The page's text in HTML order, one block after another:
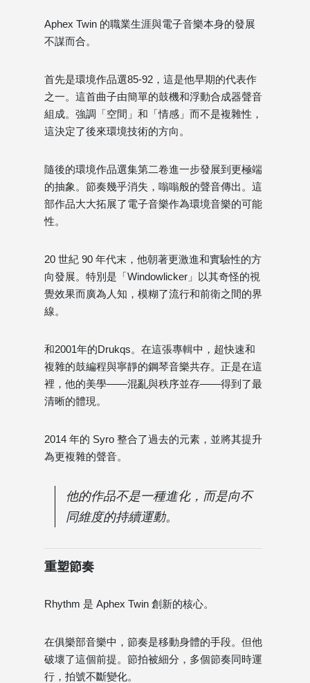
Aphex Twin 的職業生涯與電子音樂本身的發展
不謀而合。
首先是環境作品選85-92，這是他早期的代表作
之一。這首曲子由簡單的鼓機和浮動合成器聲音
組成。強調「空間」和「情感」而不是複雜性，
這決定了後來環境技術的方向。
隨後的環境作品選集第二卷進一步發展到更極端
的抽象。節奏幾乎消失，嗡嗡般的聲音傳出。這
部作品大大拓展了電子音樂作為環境音樂的可能
性。
20 世紀 90 年代末，他朝著更激進和實驗性的方
向發展。特別是「Windowlicker」以其奇怪的視
覺效果而廣為人知，模糊了流行和前衛之間的界
線。
和2001年的Drukqs。在這張專輯中，超快速和
複雜的鼓編程與寧靜的鋼琴音樂共存。正是在這
裡，他的美學——混亂與秩序並存——得到了最
清晰的體現。
2014 年的 Syro 整合了過去的元素，並將其提升
為更複雜的聲音。
他的作品不是一種進化，而是向不
同維度的持續運動。
重塑節奏
Rhythm 是 Aphex Twin 創新的核心。
在俱樂部音樂中，節奏是移動身體的手段。但他
破壞了這個前提。節拍被細分，多個節奏同時運
行，拍號不斷變化。